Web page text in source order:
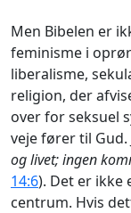
Men Bibelen er
feminisme i
liberalisme,
religion, der
over for seksuel
veje fører til Gud.
og livet; ingen
14:6). Det er ikke
centrum. Hvis